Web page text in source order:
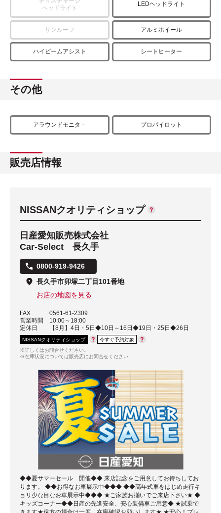
ヘッドライト
LEDヘッドライト
サンルーフ アルミホイール
ハイビームアシスト シートヒーター
その他
アラウンドモニタ－ プロパイロット
販売店情報
NISSANクオリティショップ
日産愛知販売株式会社
Car-Select 長久手
0800-919-9426
長久手市卯塚二丁目101番地
お店の地図を見る
FAX
0561-61-2309
営業時間
10:00～18:00
定休日
【8月】4日・5日◆10日～16日◆19日・25日◆26日
NISSANクオリティショップ
今すぐ予約対象
※詳しくはお問合せください。
※在庫状況については販売店にお問合せください
◆◆夏サマーセール 開催◆◆ 来店記念をご用意してお待ちしてお
ります。 ◆◆お得なお車展示中◆◆◆ ◆◆高年式車をはじめ走行キ
ョリ少な目なお車展示中◆◆◆ ★ご家族お揃いでご来店下さい★ ◆
キッズコーナー◆◆日産の先進安全、安心装備車ご用意◆ ★試乗で